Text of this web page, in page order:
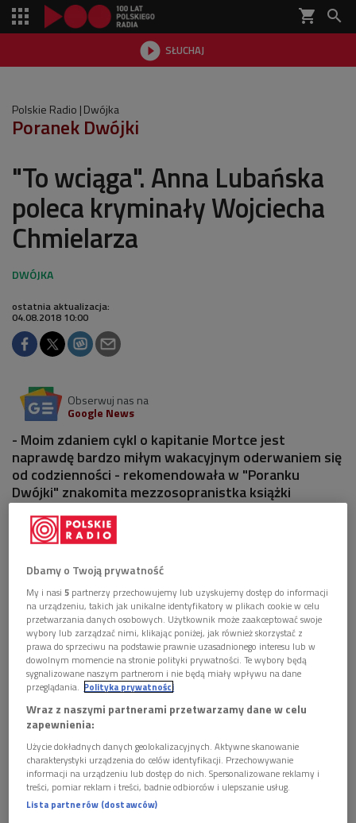
shopping_cart 
 SŁUCHAJ

Polskie Radio Dwójka
Poranek Dwójki
"To wciąga". Anna Lubańska
poleca kryminały Wojciecha
Chmielarza
ostatnia aktualizacja:
04.08.2018 10:00
Obserwuj nas na
Google News
- Moim zdaniem cykl o kapitanie Mortce jest
naprawdę bardzo miłym wakacyjnym oderwaniem się
od codzienności - rekomendowała w "Poranku
Dwójki" znakomita mezzosopranistka książki
Wojciecha Chmielarza.
AUDIO 6 plików
 01'43
Anna Lubańska poleca spektakle teatru Mam
Teatr (Poranek Dwójki)
 01'57
Anna Lubańska poleca kryminały Wojciecha
Chmielarza (Poranek Dwójki
 02'49
Anna Lubańska poleca wakacje pod żaglami
(Poranek Dwójki)
Dbamy o Twoją prywatność
My i nasi5 partnerzy przechowujemy lub uzyskujemy dostęp do informacji
na urządzeniu, takich jak unikalne identyfikatory w plikach cookie w celu
przetwarzania danych osobowych. Użytkownik może zaakceptować swoje
wybory lub zarządzać nimi, klikając poniżej, jak również skorzystać z
prawa do sprzeciwu na podstawie prawnie uzasadnionego interesu lub w
dowolnym momencie na stronie polityki prywatności. Te wybory będą
sygnalizowane naszym partnerom i nie będą miały wpływu na dane
przeglądania. Polityka prywatności
Wraz z naszymi partnerami przetwarzamy dane w celu
zapewnienia:
Użycie dokładnych danych geolokalizacyjnych. Aktywne skanowanie
charakterystyki urządzenia do celów identyfikacji. Przechowywanie
informacji na urządzeniu lub dostęp do nich. Spersonalizowane reklamy i
treści, pomiar reklam i treści, badnie odbiorców i ulepszanie usług.
Lista partnerów (dostawców)